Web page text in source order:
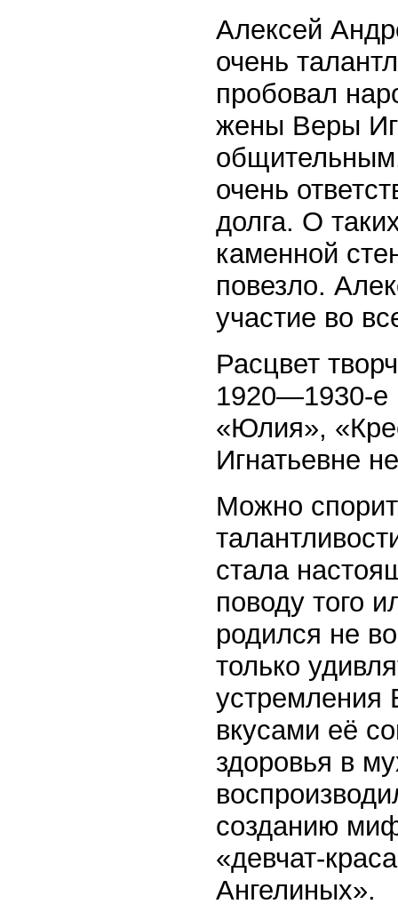
Алексей
очень
пробовал
жены Веры
очень
долга. О
каменной
повезло.
участие во
Расцвет
1920—1930-е
«Юлия»,
Игнатьевне
Можно
стала
поводу того
родился не
только
устремления
вкусами её
здоровья в
созданию
«девчат-
Ангелиных».